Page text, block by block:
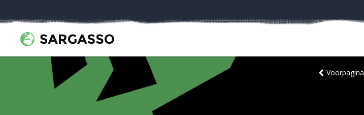
Voorpagina